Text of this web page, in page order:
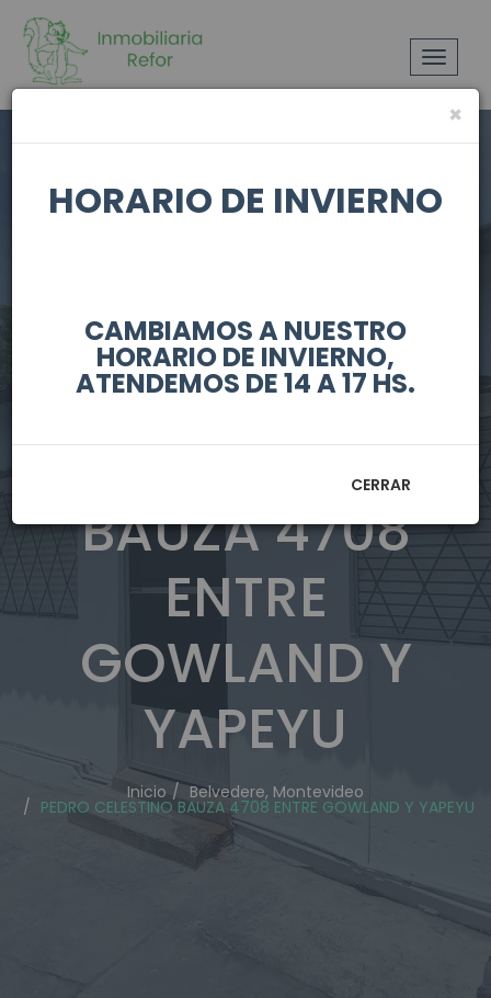
Toggle
PEDRO
CELESTINO
BAUZA 4708
ENTRE
GOWLAND Y
YAPEYU
Inicio Belvedere, Montevideo
PEDRO CELESTINO BAUZA 4708 ENTRE GOWLAND Y YAPEYU
×
HORARIO DE INVIERNO
CAMBIAMOS A NUESTRO
HORARIO DE INVIERNO,
ATENDEMOS DE 14 A 17 HS.
CERRAR